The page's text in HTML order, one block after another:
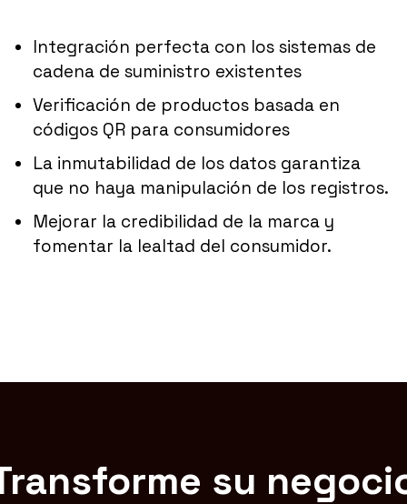
Integración perfecta con los sistemas de
cadena de suministro existentes
Verificación de productos basada en
códigos QR para consumidores
La inmutabilidad de los datos garantiza
que no haya manipulación de los registros.
Mejorar la credibilidad de la marca y
fomentar la lealtad del consumidor.
su